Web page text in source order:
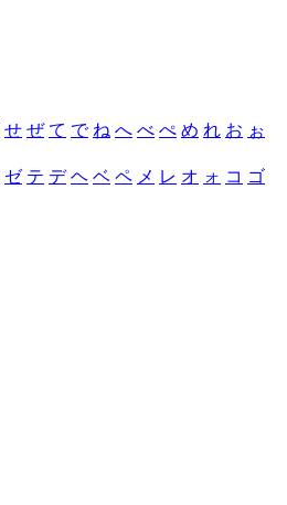
せ ぜ て で ね へ べ ぺ め れ お ぉ
ゼ テ デ ヘ ベ ペ メ レ オ ォ コ ゴ